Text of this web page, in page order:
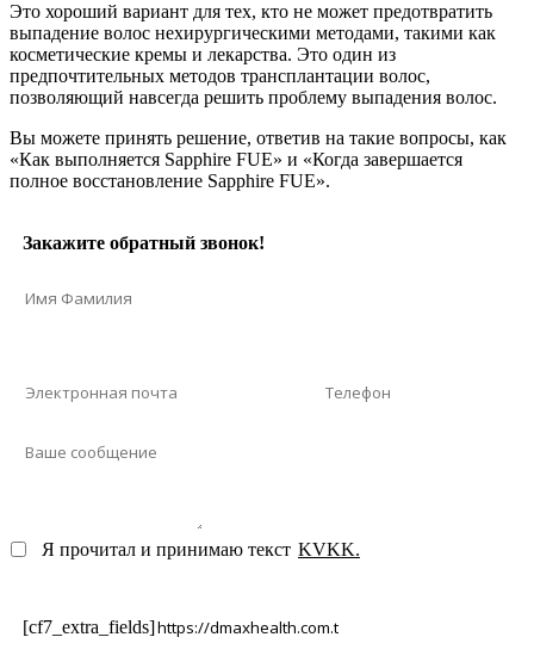
Это хороший вариант для тех, кто не может предотвратить
выпадение волос нехирургическими методами, такими как
косметические кремы и лекарства. Это один из
предпочтительных методов трансплантации волос,
позволяющий навсегда решить проблему выпадения волос.
Вы можете принять решение, ответив на такие вопросы, как
«Как выполняется Sapphire FUE» и «Когда завершается
полное восстановление Sapphire FUE».
Закажите обратный звонок!
Я прочитал и принимаю текст KVKK.
[cf7_extra_fields]